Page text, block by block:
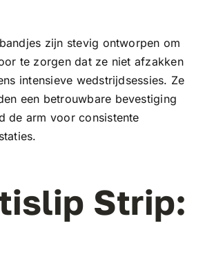
zijn stevig ontworpen om
te zorgen dat ze niet afzakken
intensieve wedstrijdsessies. Ze
een betrouwbare bevestiging
de arm voor consistente
Strip: